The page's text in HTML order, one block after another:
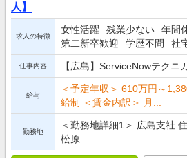
人】
求人の特徴
女性活躍 残業少ない
年間
第二新卒歓迎
学歴不問 社
仕事内容 【広島】ServiceNowテクニ
給与
＜予定年収＞ 610万円～
給制 ＜賃金内訳＞ 月...
勤務地
＜勤務地詳細1＞ 広島支社
松原...